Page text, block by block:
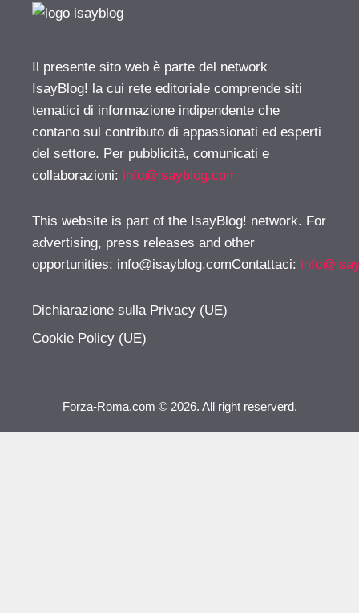
Il presente sito web è parte del network
IsayBlog! la cui rete editoriale comprende siti
tematici di informazione indipendente che
contano sul contributo di appassionati ed esperti
del settore. Per pubblicità, comunicati e
collaborazioni: info@isayblog.com
This website is part of the IsayBlog! network. For
advertising, press releases and other
opportunities: info@isayblog.comContattaci:
Dichiarazione sulla Privacy (UE)
Cookie Policy (UE)
Forza-Roma.com © 2026. All right reserverd.